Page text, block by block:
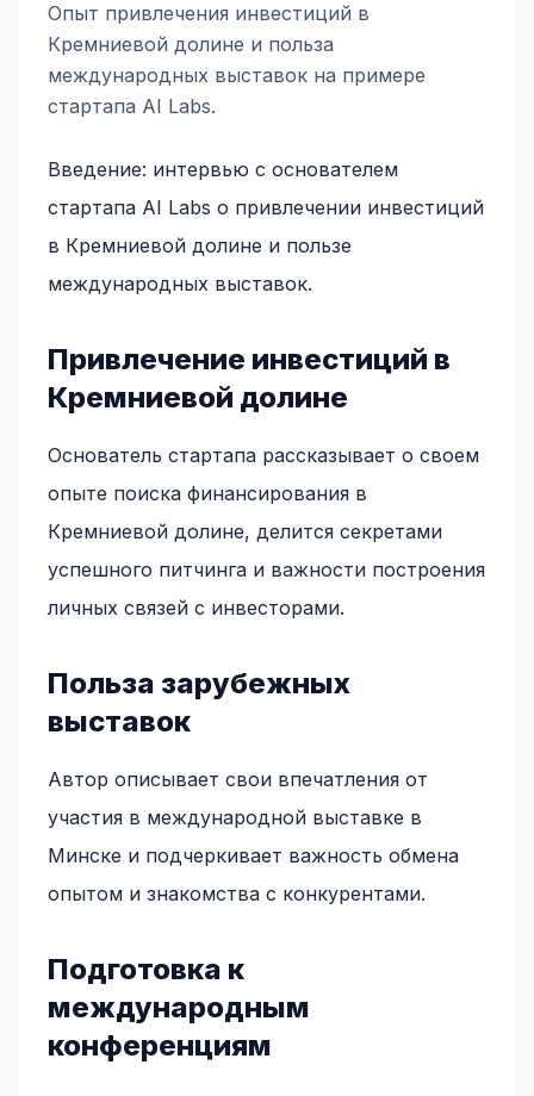
Опыт привлечения инвестиций в
Кремниевой долине и польза
международных выставок на примере
стартапа AI Labs.
Введение: интервью с основателем
стартапа AI Labs о привлечении инвестиций
в Кремниевой долине и пользе
международных выставок.
Привлечение инвестиций в
Кремниевой долине
Основатель стартапа рассказывает о своем
опыте поиска финансирования в
Кремниевой долине, делится секретами
успешного питчинга и важности построения
личных связей с инвесторами.
Польза зарубежных
выставок
Автор описывает свои впечатления от
участия в международной выставке в
Минске и подчеркивает важность обмена
опытом и знакомства с конкурентами.
Подготовка к
международным
конференциям